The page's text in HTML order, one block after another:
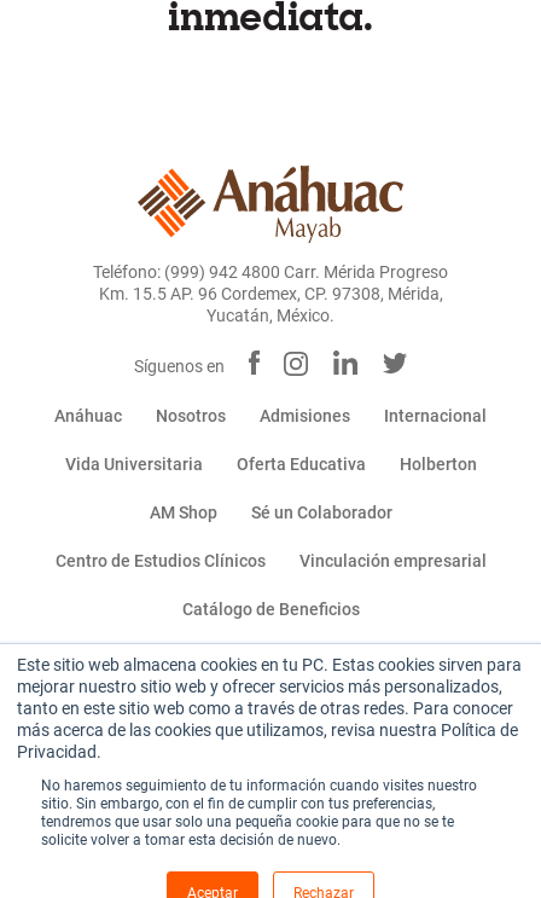
Este sitio web almacena cookies en tu PC. Estas cookies sirven para
mejorar nuestro sitio web y ofrecer servicios más personalizados,
tanto en este sitio web como a través de otras redes. Para conocer
más acerca de las cookies que utilizamos, revisa nuestra Política de
Privacidad.
No haremos seguimiento de tu información cuando visites nuestro
sitio. Sin embargo, con el fin de cumplir con tus preferencias,
tendremos que usar solo una pequeña cookie para que no se te
solicite volver a tomar esta decisión de nuevo.
Aceptar Rechazar
inmediata.
Teléfono: (999) 942 4800 Carr. Mérida Progreso
Km. 15.5 AP. 96 Cordemex, CP. 97308, Mérida,
Yucatán, México.
Síguenos en
Anáhuac Nosotros Admisiones Internacional
Vida Universitaria Oferta Educativa Holberton
AM Shop Sé un Colaborador
Centro de Estudios Clínicos Vinculación empresarial
Catálogo de Beneficios
Miembro de:
Sitio institucional | Aviso de privacidad
Términos y condiciones de uso